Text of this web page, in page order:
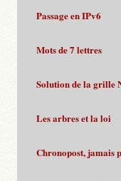
Passage en IPv6
Mots de 7 lettres
Solution de la grille
Les arbres et la loi
Chronopost, jamais